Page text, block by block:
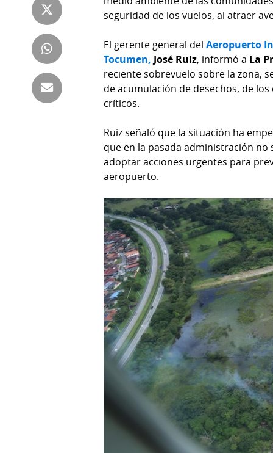
Tienda
Panamá
Tus
Tiquetes
Cero
Club
La
Prensa
Busca
Fácil
seguridad de los vuelos, al atraer
El gerente general delAeropuerto
Tocumen, José Ruiz, informó a La
reciente sobrevuelo sobre la zona,
de acumulación de desechos, de
críticos.
Ruiz señaló que la situación ha
que en la pasada administración
adoptar acciones urgentes para
aeropuerto.